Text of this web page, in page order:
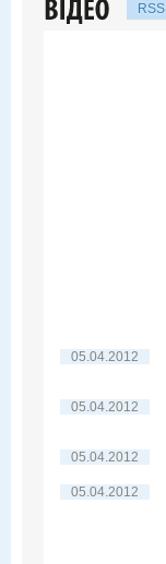
RSS
05.04.2012
05.04.2012
05.04.2012
05.04.2012